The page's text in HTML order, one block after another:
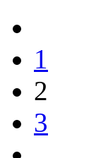
1
2
3